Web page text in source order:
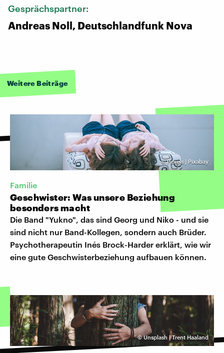
Gesprächspartner:
Andreas Noll, Deutschlandfunk Nova
Weitere Beiträge
©Pexels | Pixabay
Familie
Geschwister: Was unsere Beziehung
besonders macht
Die Band "Yukno", das sind Georg und Niko - und sie
sind nicht nur Band-Kollegen, sondern auch Brüder.
Psychotherapeutin Inés Brock-Harder erklärt, wie wir
eine gute Geschwisterbeziehung aufbauen können.
©Unsplash | Trent Haaland